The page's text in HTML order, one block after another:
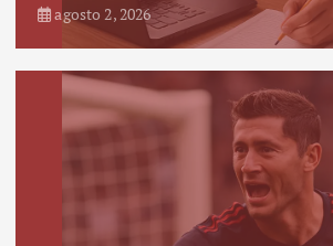
agosto 2, 2026